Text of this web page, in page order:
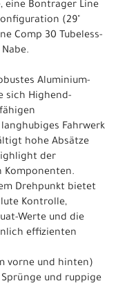
eine Bontrager Line
(29"
Comp 30 Tubeless-
Aluminium-
sich Highend-
Fahrwerk
hohe Absätze
der
Komponenten.
Drehpunkt bietet
Kontrolle,
Werte und die
effizienten
vorne und hinten)
und ruppige